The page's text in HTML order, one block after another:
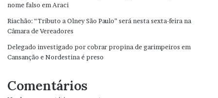
nome falso em Araci
Riachão: “Tributo a Olney São Paulo” será nesta sexta-feira na
Câmara de Vereadores
Delegado investigado por cobrar propina de garimpeiros em
Cansanção e Nordestina é preso
Comentários